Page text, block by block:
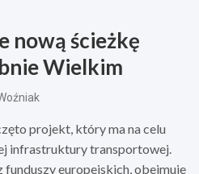
nową ścieżkę
Wielkim
projekt, który ma na celu
infrastruktury transportowej.
funduszy europejskich, obejmuje